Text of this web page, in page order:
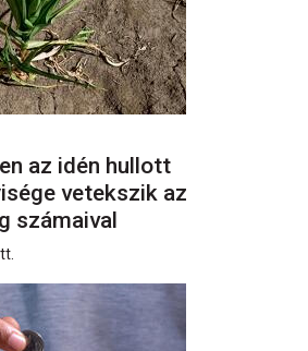
az idén hullott
vetekszik az
számaival